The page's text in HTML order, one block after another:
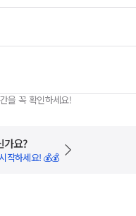
을 꼭 확인하세요!
가요?
작하세요! 💰💰